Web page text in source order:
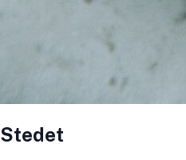
Stedet